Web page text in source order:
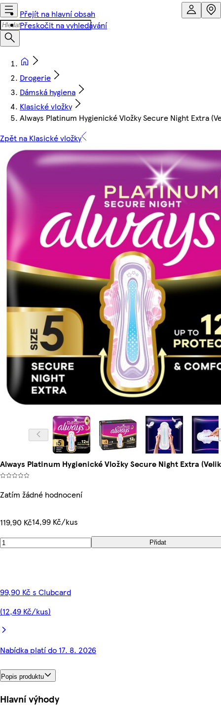
Přejít na hlavní obsah
Přeskočit na vyhledávání
Drogerie
Dámská hygiena
Klasické vložky
Always Platinum Hygienické Vložky Secure Night Extra
Zpět na Klasické vložky
Always Platinum Hygienické Vložky Secure Night Extra
Zatím žádné hodnocení
119,90 Kč14,99 Kč/kus
Přidat
99,90 Kč s Clubcard
(12,49 Kč/kus)
Nabídka platí do 17. 8. 2026
Popis produktu
Hlavní výhody